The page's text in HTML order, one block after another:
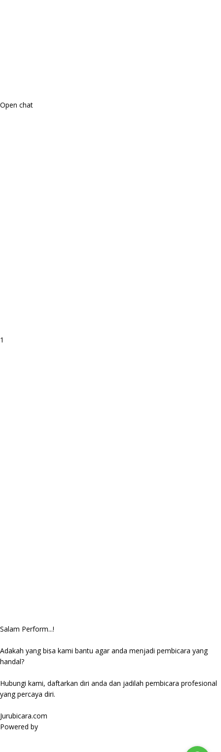
Open chat
1
Salam Perform...!
Adakah yang bisa kami bantu agar anda menjadi pembicara yang
handal?
Hubungi kami, daftarkan diri anda dan jadilah pembicara profesional
yang percaya diri.
Jurubicara.com
Powered by